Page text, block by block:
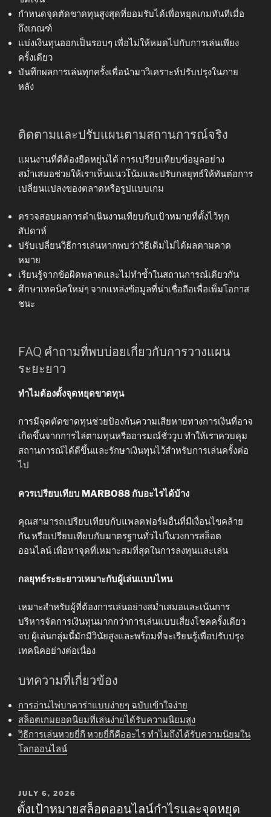
กำหนดจุดตัดขาดทุนสูงสุดที่ยอมรับได้เพื่อหยุดเกมทันทีเมื่อ
ถึงเกณฑ์
แบ่งเงินทุนออกเป็นรอบๆ เพื่อไม่ให้หมดไปกับการเล่นเพียง
ครั้งเดียว
บันทึกผลการเล่นทุกครั้งเพื่อนำมาวิเคราะห์ปรับปรุงในภาย
หลัง
ติดตามและปรับแผนตามสถานการณ์จริง
แผนงานที่ดีต้องยืดหยุ่นได้ การเปรียบเทียบข้อมูลอย่าง
สม่ำเสมอช่วยให้เราเห็นแนวโน้มและปรับกลยุทธ์ให้ทันต่อการ
เปลี่ยนแปลงของตลาดหรือรูปแบบเกม
ตรวจสอบผลการดำเนินงานเทียบกับเป้าหมายที่ตั้งไว้ทุก
สัปดาห์
ปรับเปลี่ยนวิธีการเล่นหากพบว่าวิธีเดิมไม่ได้ผลตามคาด
หมาย
เรียนรู้จากข้อผิดพลาดและไม่ทำซ้ำในสถานการณ์เดียวกัน
ศึกษาเทคนิคใหม่ๆ จากแหล่งข้อมูลที่น่าเชื่อถือเพื่อเพิ่มโอกาส
ชนะ
FAQ คำถามที่พบบ่อยเกี่ยวกับการวางแผน
ระยะยาว
ทำไมต้องตั้งจุดหยุดขาดทุน
การมีจุดตัดขาดทุนช่วยป้องกันความเสียหายทางการเงินที่อาจ
เกิดขึ้นจากการไล่ตามทุนหรืออารมณ์ชั่ววูบ ทำให้เราควบคุม
สถานการณ์ได้ดีขึ้นและรักษาเงินทุนไว้สำหรับการเล่นครั้งต่อ
ไป
ควรเปรียบเทียบ MARBO88 กับอะไรได้บ้าง
คุณสามารถเปรียบเทียบกับแพลตฟอร์มอื่นที่มีเงื่อนไขคล้าย
กัน หรือเปรียบเทียบกับมาตรฐานทั่วไปในวงการสล็อต
ออนไลน์ เพื่อหาจุดที่เหมาะสมที่สุดในการลงทุนและเล่น
กลยุทธ์ระยะยาวเหมาะกับผู้เล่นแบบไหน
เหมาะสำหรับผู้ที่ต้องการเล่นอย่างสม่ำเสมอและเน้นการ
บริหารจัดการเงินทุนมากกว่าการเล่นแบบเสี่ยงโชคครั้งเดียว
จบ ผู้เล่นกลุ่มนี้มักมีวินัยสูงและพร้อมที่จะเรียนรู้เพื่อปรับปรุง
เทคนิคอย่างต่อเนื่อง
บทความที่เกี่ยวข้อง
การอ่านไพ่บาคาร่าแบบง่ายๆ ฉบับเข้าใจง่าย
สล็อตเกมยอดนิยมที่เล่นง่ายได้รับความนิยมสูง
วิธีการเล่นหวยยี่กี หวยยี่กีคืออะไร ทำไมถึงได้รับความนิยมใน
โลกออนไลน์
POSTED
ON
JULY 6, 2026
ตั้งเป้าหมายสล็อตออนไลน์กำไรและจุดหยุด